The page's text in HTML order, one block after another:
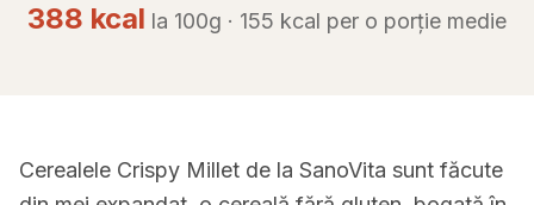
388 kcal la 100g · 155 kcal per o porție medie
Cerealele Crispy Millet de la SanoVita sunt făcute